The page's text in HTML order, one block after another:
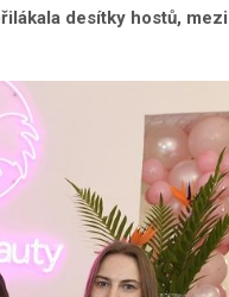
desítky hostů,